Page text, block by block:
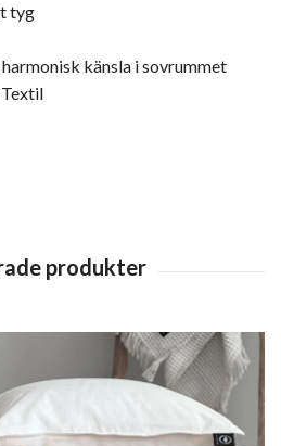
tyg
känsla i sovrummet